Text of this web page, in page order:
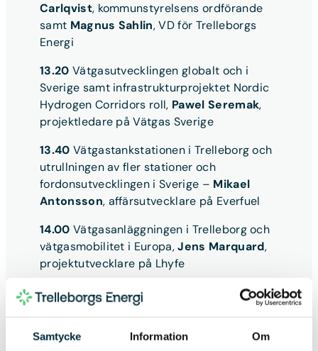
Samtycke Information Om
Carlqvist, kommunstyrelsens ordförande
samt Magnus Sahlin, VD för Trelleborgs
Energi
13.20 Vätgasutvecklingen globalt och i
Sverige samt infrastrukturprojektet Nordic
Hydrogen Corridors roll, Pawel Seremak,
projektledare på Vätgas Sverige
13.40 Vätgastankstationen i Trelleborg och
utrullningen av fler stationer och
fordonsutvecklingen i Sverige – Mikael
Antonsson, affärsutvecklare på Everfuel
14.00 Vätgasanläggningen i Trelleborg och
vätgasmobilitet i Europa,Jens Marquard,
projektutvecklare på Lhyfe
14.30 Framtidsspaning, samtal och
frågestund
med samtliga värdföretag,